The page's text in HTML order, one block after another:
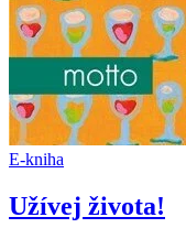
E-kniha
Užívej života!